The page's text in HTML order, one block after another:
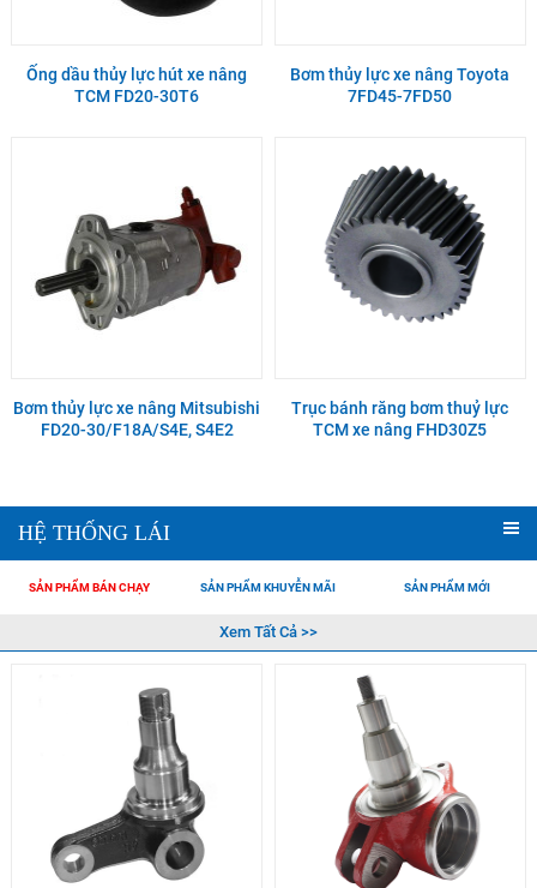
Ống dầu thủy lực hút xe nâng
TCM FD20-30T6
Bơm thủy lực xe nâng Toyota
7FD45-7FD50
Bơm thủy lực xe nâng Mitsubishi
FD20-30/F18A/S4E, S4E2
Trục bánh răng bơm thuỷ lực
TCM xe nâng FHD30Z5
HỆ THỐNG LÁI
SẢN PHẨM BÁN CHẠY SẢN PHẨM KHUYỄN MÃI SẢN PHẨM MỚI
Xem Tất Cả >>